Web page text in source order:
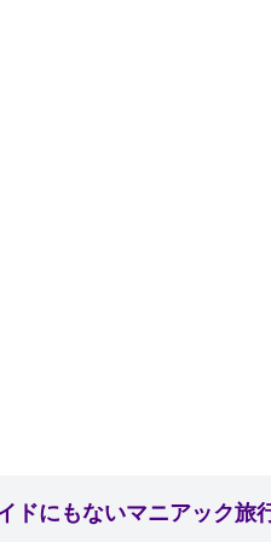
ドにもないマニアック旅